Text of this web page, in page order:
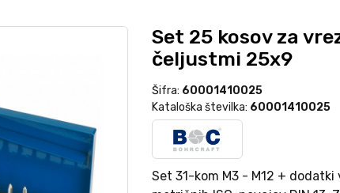
Set 25 kosov za
čeljustmi 25x9
Šifra: 60001410025
Kataloška številka: 60001410025
Set 31-kom M3 - M12 +